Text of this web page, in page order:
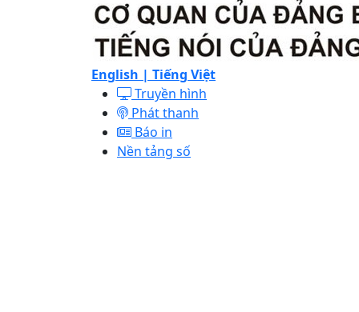
English | Tiếng Việt
Truyền hình
Phát thanh
Báo in
Nền tảng số